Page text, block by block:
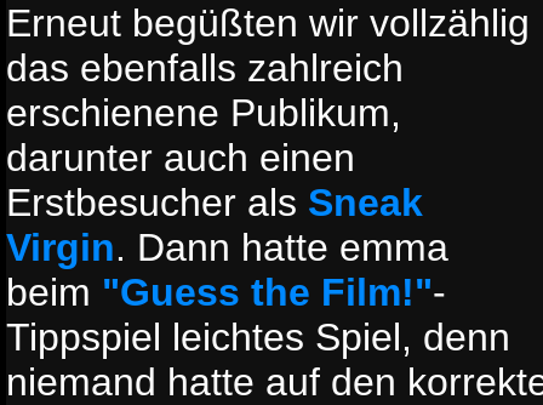
Erneut begüßten wir vollzählig
das ebenfalls zahlreich
erschienene Publikum,
darunter auch einen
Erstbesucher als Sneak
Virgin. Dann hatte emma
beim "Guess the Film!"-
Tippspiel leichtes Spiel, denn
niemand hatte auf den